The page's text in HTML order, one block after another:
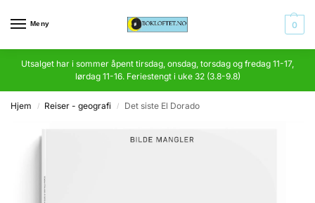
Meny 0
Utsalget har i sommer åpent tirsdag, onsdag, torsdag og fredag 11-17,
lørdag 11-16. Feriestengt i uke 32 (3.8-9.8)
Hjem / Reiser - geografi / Det siste El Dorado